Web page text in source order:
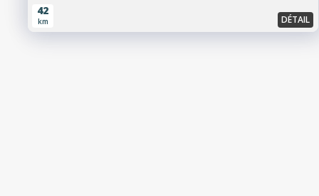
42
km DÉTAIL